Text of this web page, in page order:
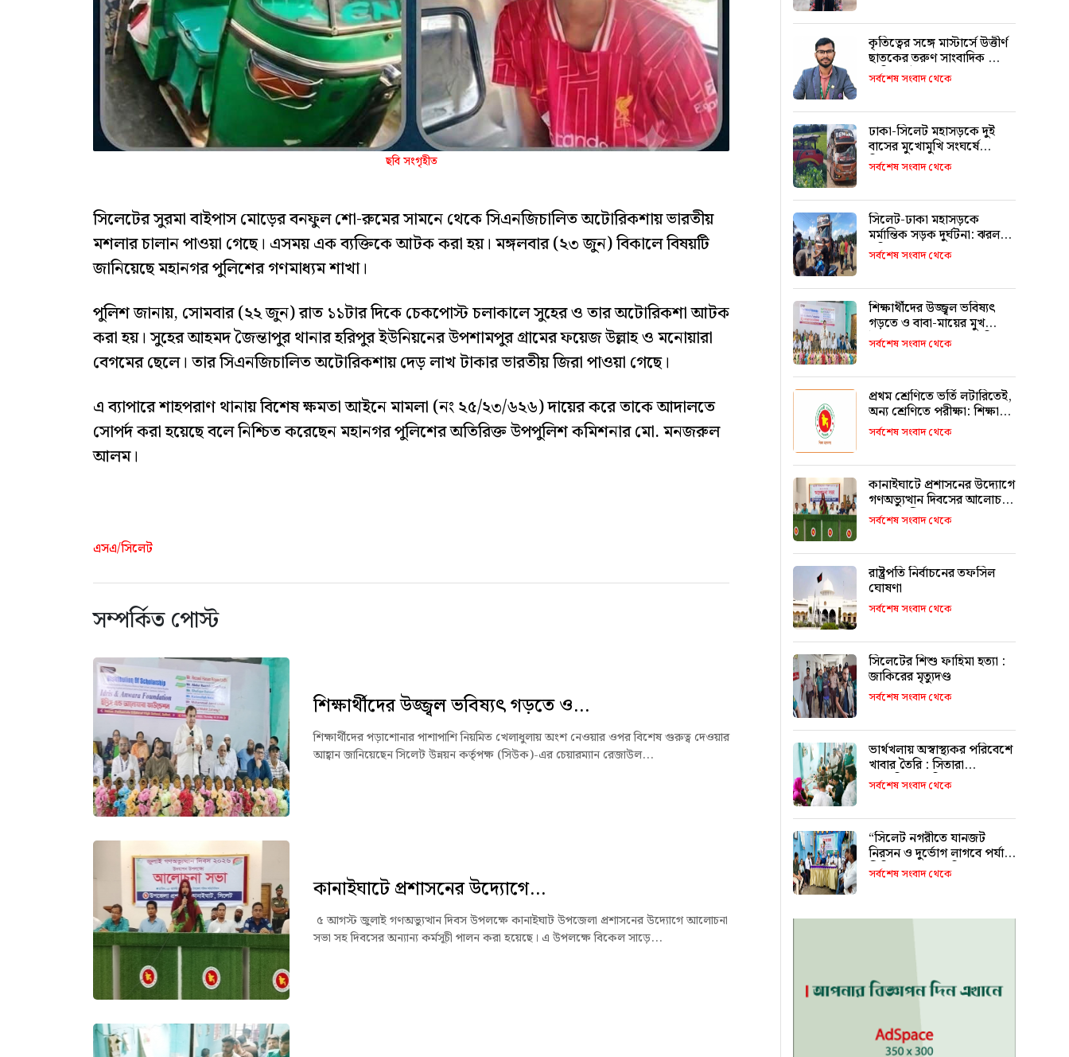
ছবি সংগৃহীত
সিলেটের সুরমা বাইপাস মোড়ের বনফুল শো-রুমের সামনে থেকে সিএনজিচালিত অটোরিকশায় ভারতীয়
মশলার চালান পাওয়া গেছে। এসময় এক ব্যক্তিকে আটক করা হয়। মঙ্গলবার (২৩ জুন) বিকালে বিষয়টি
জানিয়েছে মহানগর পুলিশের গণমাধ্যম শাখা।
পুলিশ জানায়, সোমবার (২২ জুন) রাত ১১টার দিকে চেকপোস্ট চলাকালে সুহের ও তার অটোরিকশা আটক
করা হয়। সুহের আহমদ জৈন্তাপুর থানার হরিপুর ইউনিয়নের উপশামপুর গ্রামের ফয়েজ উল্লাহ ও মনোয়ারা
বেগমের ছেলে। তার সিএনজিচালিত অটোরিকশায় দেড় লাখ টাকার ভারতীয় জিরা পাওয়া গেছে।
এ ব্যাপারে শাহপরাণ থানায় বিশেষ ক্ষমতা আইনে মামলা (নং ২৫/২৩/৬২৬) দায়ের করে তাকে আদালতে
সোপর্দ করা হয়েছে বলে নিশ্চিত করেছেন মহানগর পুলিশের অতিরিক্ত উপপুলিশ কমিশনার মো. মনজরুল
আলম।
এসএ/সিলেট
সম্পর্কিত পোস্ট
শিক্ষার্থীদের উজ্জ্বল ভবিষ্যৎ গড়তে ও...
শিক্ষার্থীদের পড়াশোনার পাশাপাশি নিয়মিত খেলাধুলায় অংশ নেওয়ার ওপর বিশেষ গুরুত্ব দেওয়ার
আহ্বান জানিয়েছেন সিলেট উন্নয়ন কর্তৃপক্ষ (সিউক)-এর চেয়ারম্যান রেজাউল...
কানাইঘাটে প্রশাসনের উদ্যোগে...
৫ আগস্ট জুলাই গণঅভ্যুত্থান দিবস উপলক্ষে কানাইঘাট উপজেলা প্রশাসনের উদ্যোগে আলোচনা
সভা সহ দিবসের অন্যান্য কর্মসূচী পালন করা হয়েছে। এ উপলক্ষে বিকেল সাড়ে...
কৃতিত্বের সঙ্গে মাস্টার্সে উত্তীর্ণ
ছাতকের তরুণ সাংবাদিক মোঃ
তাজিদুল ইসলাম
সর্বশেষ সংবাদ থেকে
ঢাকা-সিলেট মহাসড়কে দুই
বাসের মুখোমুখি সংঘর্ষে
নিহতের সংখ্যা বেড়ে ৯ : ৬
জনের পরিচয় মিলেছে
সর্বশেষ সংবাদ থেকে
সিলেট-ঢাকা মহাসড়কে
মর্মান্তিক সড়ক দুর্ঘটনা: ঝরল
৮টি প্রাণ
সর্বশেষ সংবাদ থেকে
শিক্ষার্থীদের উজ্জ্বল ভবিষ্যৎ
গড়তে ও বাবা-মায়ের মুখ
উজ্জ্বল করতে কার্যকর ভূমিকা
রাখবে : কয়েস লোদী
সর্বশেষ সংবাদ থেকে
প্রথম শ্রেণিতে ভর্তি লটারিতেই,
অন্য শ্রেণিতে পরীক্ষা: শিক্ষা
মন্ত্রণালয়
সর্বশেষ সংবাদ থেকে
কানাইঘাটে প্রশাসনের উদ্যোগে
গণঅভ্যুত্থান দিবসের আলোচনা
সভা অনুষ্ঠিত
সর্বশেষ সংবাদ থেকে
রাষ্ট্রপতি নির্বাচনের তফসিল
ঘোষণা
সর্বশেষ সংবাদ থেকে
সিলেটের শিশু ফাহিমা হত্যা :
জাকিরের মৃত্যুদণ্ড
সর্বশেষ সংবাদ থেকে
ভার্থখলায় অস্বাস্থ্যকর পরিবেশে
খাবার তৈরি : সিতারা
বেকারিকে জরিমানা
সর্বশেষ সংবাদ থেকে
“সিলেট নগরীতে যানজট
নিরসন ও দুর্ভোগ লাগবে পর্যাপ্ত
সিটি বাস চালুর দাবি”
সর্বশেষ সংবাদ থেকে